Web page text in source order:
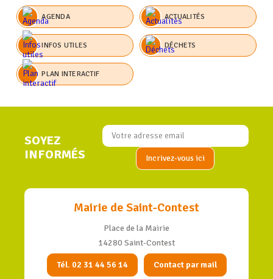
AGENDA ACTUALITÉS
INFOS UTILES DÉCHETS
PLAN INTERACTIF
SOYEZ
INFORMÉS
Mairie de Saint-Contest
Place de la Mairie
14280 Saint-Contest
Tél. 02 31 44 56 14 Contact par mail